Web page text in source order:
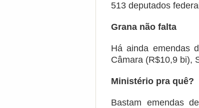
513 deputados
Grana não falta
Há ainda emendas
Câmara (R$10,9 bi),
Ministério pra quê?
Bastam emendas